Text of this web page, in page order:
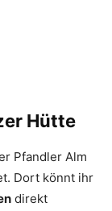
Hütte
Pfandler Alm
Dort könnt ihr
direkt